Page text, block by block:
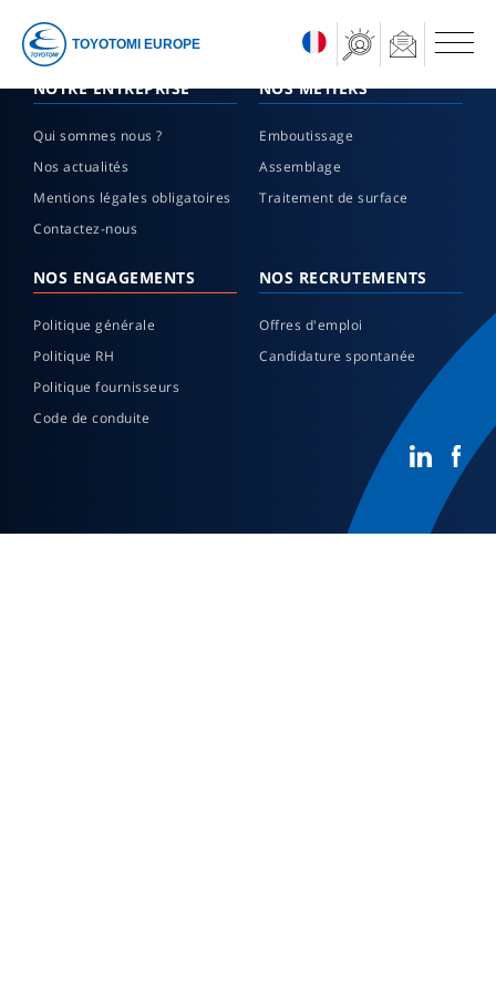
TOYOTOMI EUROPE
NOTRE ENTREPRISE
Qui sommes nous ?
Nos actualités
Mentions légales obligatoires
Contactez-nous
NOS MÉTIERS
Emboutissage
Assemblage
Traitement de surface
NOS ENGAGEMENTS
Politique générale
Politique RH
Politique fournisseurs
Code de conduite
NOS RECRUTEMENTS
Offres d'emploi
Candidature spontanée